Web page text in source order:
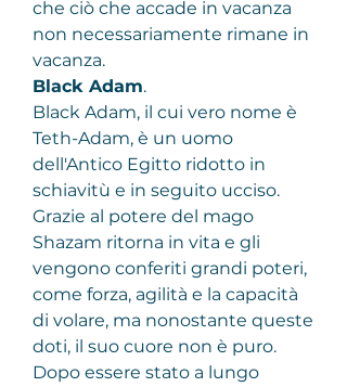
che ciò che accade in vacanza
non necessariamente rimane in
vacanza.
Black Adam.
Black Adam, il cui vero nome è
Teth-Adam, è un uomo
dell'Antico Egitto ridotto in
schiavitù e in seguito ucciso.
Grazie al potere del mago
Shazam ritorna in vita e gli
vengono conferiti grandi poteri,
come forza, agilità e la capacità
di volare, ma nonostante queste
doti, il suo cuore non è puro.
Dopo essere stato a lungo